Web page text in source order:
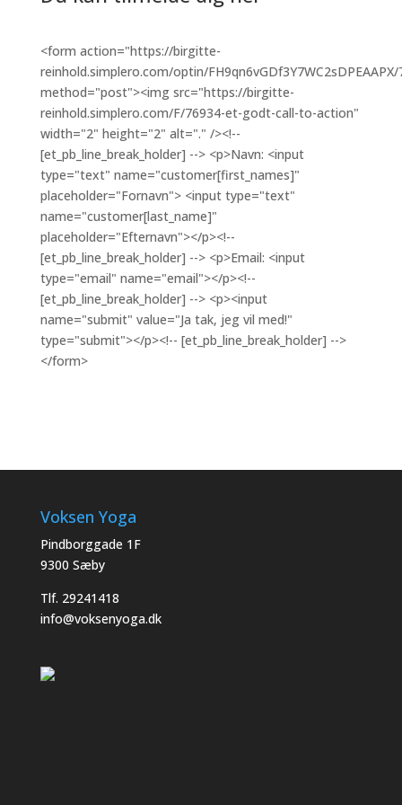
<form action="https://birgitte-
reinhold.simplero.com/optin/
method="post"><img src="https://birgitte-
reinhold.simplero.com/F/76934-et-godt-call-to-action"
width="2" height="2" alt="." /><!--
[et_pb_line_break_holder] --> <p>Navn: <input
type="text" name="customer[first_names]"
placeholder="Fornavn"> <input type="text"
name="customer[last_name]"
placeholder="Efternavn"></p><!--
[et_pb_line_break_holder] --> <p>Email: <input
type="email" name="email"></p><!--
[et_pb_line_break_holder] --> <p><input
name="submit" value="Ja tak, jeg vil med!"
type="submit"></p><!-- [et_pb_line_break_holder] -->
</form>
Voksen Yoga
Pindborggade 1F
9300 Sæby
Tlf. 29241418
info@voksenyoga.dk